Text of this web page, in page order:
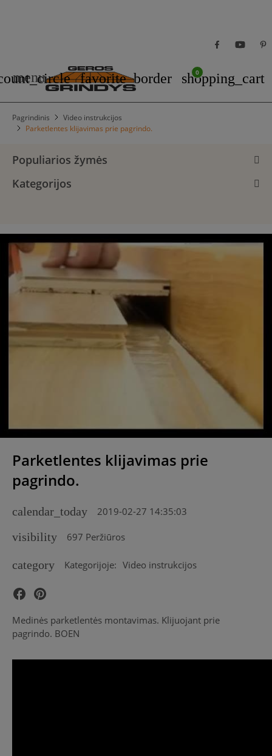
menu favorite_border shopping_cart
0
Pagrindinis
Video instrukcijos
Parketlentes klijavimas prie pagrindo.
Populiarios žymės
Kategorijos
Parketlentes klijavimas prie
pagrindo.
calendar_today 2019-02-27 14:35:03
visibility 697 Peržiūros
category Kategorijoje: Video instrukcijos
Medinės parketlentės montavimas. Klijuojant prie
pagrindo. BOEN